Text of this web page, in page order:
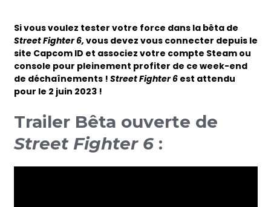
Si vous voulez tester votre force dans la bêta de
Street Fighter 6, vous devez vous connecter depuis le
site Capcom ID et associez votre compte Steam ou
console pour pleinement profiter de ce week-end
de déchaînements !Street Fighter 6 est attendu
pour le 2 juin 2023 !
Trailer Bêta ouverte de
Street Fighter 6: